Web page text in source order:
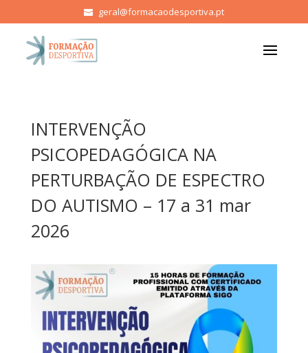
geral@formacaodesportiva.pt
INTERVENÇÃO
PSICOPEDAGÓGICA NA
PERTURBAÇÃO DE ESPECTRO
DO AUTISMO – 17 a 31 mar
2026